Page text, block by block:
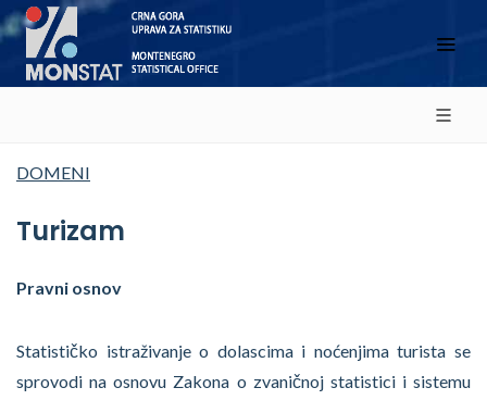
DOMENI
Turizam
Pravni osnov
Statističko istraživanje o dolascima i noćenjima turista se
sprovodi na osnovu Zakona o zvaničnoj statistici i sistemu